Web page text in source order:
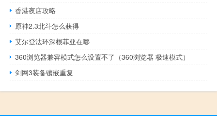
香港夜店攻略
原神2.3北斗怎么获得
艾尔登法环深根菲亚在哪
360浏览器兼容模式怎么设置不了（360浏览器 极速模式）
剑网3装备镶嵌重复